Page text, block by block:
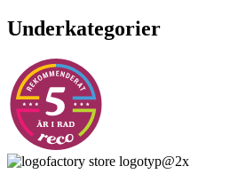
Underkategorier